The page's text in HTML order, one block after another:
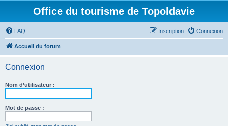
Office du tourisme de Topoldavie
FAQ Connexion
Inscription
Accueil du forum
Connexion
Nom d’utilisateur :
Mot de passe :